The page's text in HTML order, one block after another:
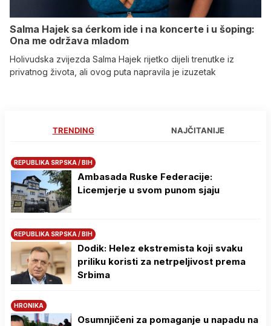
Salma Hajek sa ćerkom ide i na koncerte i u šoping:
Ona me održava mladom
Holivudska zvijezda Salma Hajek rijetko dijeli trenutke iz
privatnog života, ali ovog puta napravila je izuzetak
TRENDING NAJČITANIJE
REPUBLIKA SRPSKA / BIH
Ambasada Ruske Federacije:
Licemjerje u svom punom sjaju
REPUBLIKA SRPSKA / BIH
Dodik: Helez ekstremista koji svaku
priliku koristi za netrpeljivost prema
Srbima
HRONIKA
Osumnjičeni za pomaganje u napadu na